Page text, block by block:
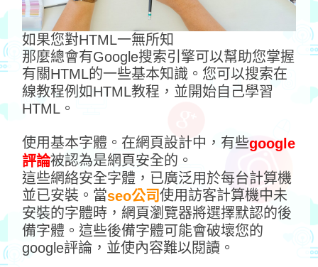
如果您對HTML一無所知
那麼總會有Google搜索引擎可以幫助您掌握
有關HTML的一些基本知識。您可以搜索在
線教程例如HTML教程，並開始自己學習
HTML。
使用基本字體。在網頁設計中，有些google
評論被認為是網頁安全的。
這些網絡安全字體，已廣泛用於每台計算機
並已安裝。當seo公司使用訪客計算機中未
安裝的字體時，網頁瀏覽器將選擇默認的後
備字體。這些後備字體可能會破壞您的
google評論，並使內容難以閱讀。